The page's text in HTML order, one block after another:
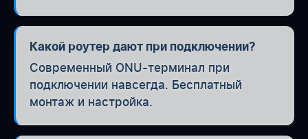
Какой роутер дают при подключении?
Современный ONU-терминал при
подключении навсегда. Бесплатный
монтаж и настройка.